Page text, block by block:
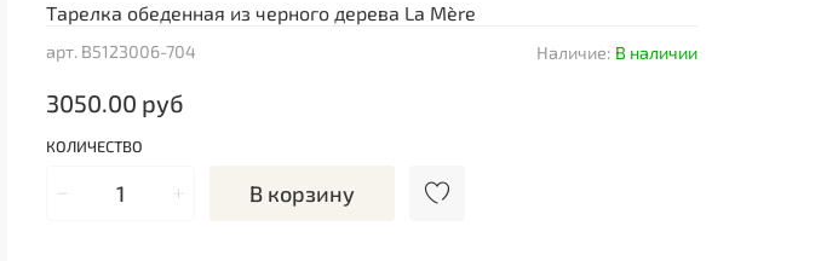
арт. B5123006-704 Наличие: В наличии
3050.00 руб
КОЛИЧЕСТВО
В корзину
Тарелка обеденная из черного дерева La Mère